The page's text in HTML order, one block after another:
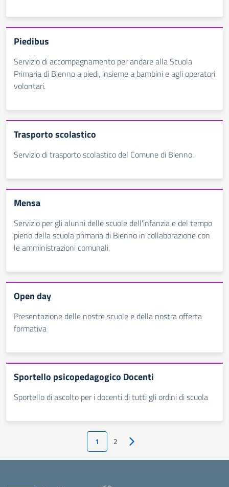
Piedibus
Servizio di accompagnamento per andare alla Scuola
Primaria di Bienno a piedi, insieme a bambini e agli operatori
volontari.
Trasporto scolastico
Servizio di trasporto scolastico del Comune di Bienno.
Mensa
Servizio per gli alunni delle scuole dell'infanzia e del tempo
pieno della scuola primaria di Bienno in collaborazione con
le amministrazioni comunali.
Open day
Presentazione delle nostre scuole e della nostra offerta
formativa
Sportello psicopedagogico Docenti
Sportello di ascolto per i docenti di tutti gli ordini di scuola
1 2 Pagina successiva